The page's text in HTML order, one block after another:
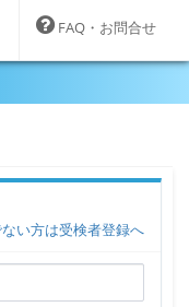
FAQ・お問合せ
い方は受検者登録へ